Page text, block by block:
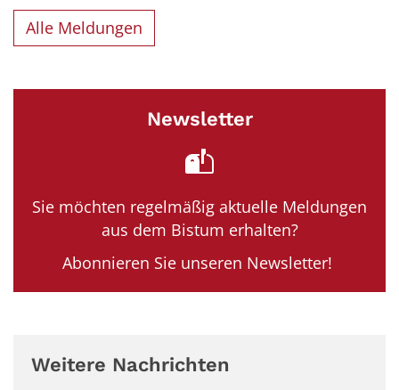
Alle Meldungen
Newsletter
Sie möchten regelmäßig aktuelle Meldungen
aus dem Bistum erhalten?
Abonnieren Sie unseren Newsletter!
Weitere Nachrichten